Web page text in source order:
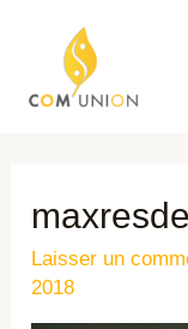
Laisser un
2018